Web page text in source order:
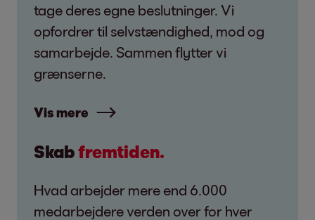
tage deres egne beslutninger. Vi
opfordrer til selvstændighed, mod og
samarbejde. Sammen flytter vi
grænserne.
Vis mere
Skabfremtiden.
Hvad arbejder mere end 6.000
medarbejdere verden over for hver